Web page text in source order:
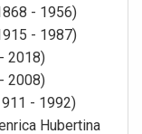
- 1956)
- 1987)
2018)
2008)
- 1992)
Hubertina